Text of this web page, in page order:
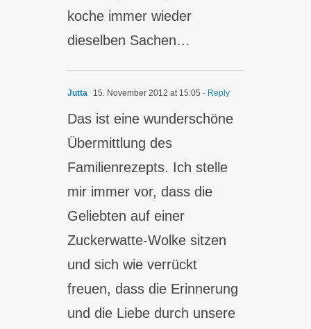
koche immer wieder
dieselben Sachen…
Jutta 15. November 2012 at 15:05 - Reply
Das ist eine wunderschöne
Übermittlung des
Familienrezepts. Ich stelle
mir immer vor, dass die
Geliebten auf einer
Zuckerwatte-Wolke sitzen
und sich wie verrückt
freuen, dass die Erinnerung
und die Liebe durch unsere